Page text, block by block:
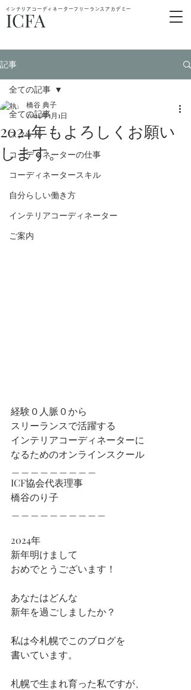
ICFA
インテリアコーディネーターフリーランスアカデミー
記事
全ての記事
スクール
コーディネーターの仕事
コーディネータースキル
自分らしい働き方
インテリアコーディネーター
ご案内
全ての記事
2024年もよろしくお願い
します。
橋谷 典子
2024年1月1日
経験０人脈０から
スリーランスで活躍する
インテリアコーディネーターに
なるためのオンラインスクール
ICF協会代表理事
橋谷のり子
2024年
新年明けまして
おめでとうございます！
あなたはどんな
新年を過ごしましたか？
私は今札幌でこのブログを
書いています。
札幌で生まれ育った私ですが、